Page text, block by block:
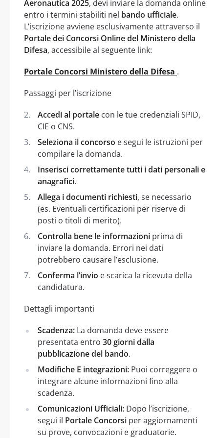
Aeronautica 2025, devi inviare la domanda online
entro i termini stabiliti nel bando ufficiale.
L’iscrizione avviene esclusivamente attraverso il
Portale dei Concorsi Online del Ministero della
Difesa, accessibile al seguente link:
Portale Concorsi Ministero della Difesa .
Passaggi per l’iscrizione
Accedi al portale con le tue credenziali SPID,
CIE o CNS.
Seleziona il concorso e segui le istruzioni per
compilare la domanda.
Inserisci correttamente tutti i dati personali e
anagrafici.
Allega i documenti richiesti, se necessario
(es. Eventuali certificazioni per riserve di
posti o titoli di merito).
Controlla bene le informazioni prima di
inviare la domanda. Errori nei dati
potrebbero causare l’esclusione.
Conferma l’invio e scarica la ricevuta della
candidatura.
Dettagli importanti
Scadenza: La domanda deve essere
presentata entro 30 giorni dalla
pubblicazione del bando.
Modifiche E integrazioni: Puoi correggere o
integrare alcune informazioni fino alla
scadenza.
Comunicazioni Ufficiali: Dopo l’iscrizione,
segui il Portale Concorsi per aggiornamenti
su prove, convocazioni e graduatorie.